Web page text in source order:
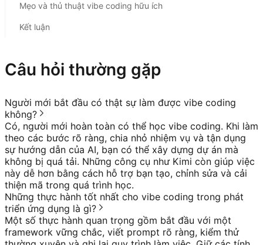
Mẹo và thủ thuật vibe coding hữu ích
Kết luận
Câu hỏi thường gặp
Người mới bắt đầu có thật sự làm được vibe coding
không?
Có, người mới hoàn toàn có thể học vibe coding. Khi làm
theo các bước rõ ràng, chia nhỏ nhiệm vụ và tận dụng
sự hướng dẫn của AI, bạn có thể xây dựng dự án mà
không bị quá tải. Những công cụ như Kimi còn giúp việc
này dễ hơn bằng cách hỗ trợ bạn tạo, chỉnh sửa và cải
thiện mã trong quá trình học.
Những thực hành tốt nhất cho vibe coding trong phát
triển ứng dụng là gì?
Một số thực hành quan trọng gồm bắt đầu với một
framework vững chắc, viết prompt rõ ràng, kiểm thử